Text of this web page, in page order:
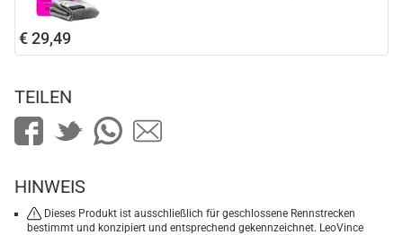
€ 29,49
TEILEN
HINWEIS
Dieses Produkt ist ausschließlich für geschlossene Rennstrecken
bestimmt und konzipiert und entsprechend gekennzeichnet. LeoVince